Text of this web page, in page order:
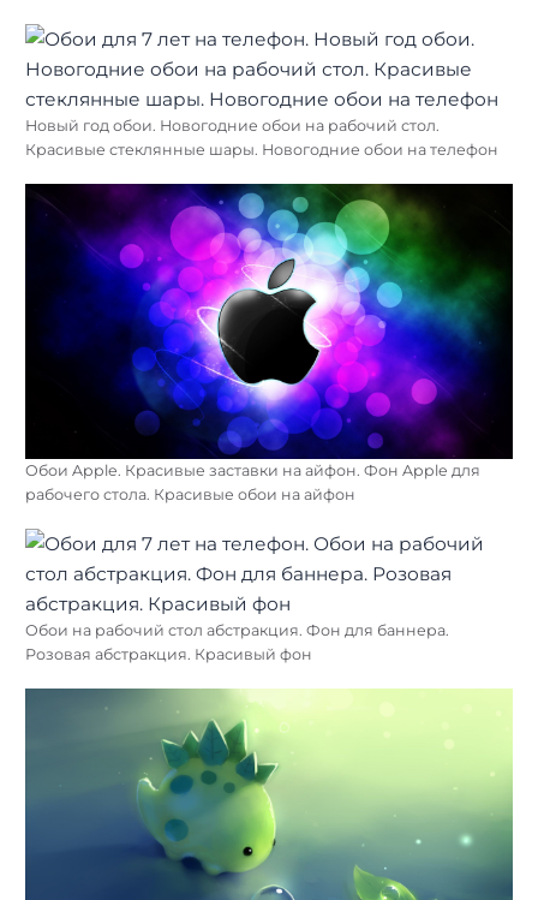
Новый год обои. Новогодние обои на рабочий стол.
Красивые стеклянные шары. Новогодние обои на телефон
Обои Apple. Красивые заставки на айфон. Фон Apple для
рабочего стола. Красивые обои на айфон
Обои на рабочий стол абстракция. Фон для баннера.
Розовая абстракция. Красивый фон